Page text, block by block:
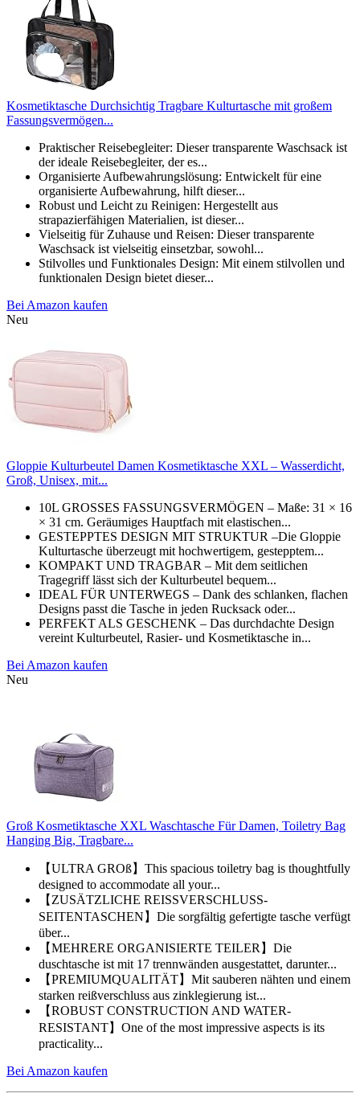
Kosmetiktasche Durchsichtig Tragbare Kulturtasche mit großem
Fassungsvermögen...
Praktischer Reisebegleiter: Dieser transparente Waschsack ist
der ideale Reisebegleiter, der es...
Organisierte Aufbewahrungslösung: Entwickelt für eine
organisierte Aufbewahrung, hilft dieser...
Robust und Leicht zu Reinigen: Hergestellt aus
strapazierfähigen Materialien, ist dieser...
Vielseitig für Zuhause und Reisen: Dieser transparente
Waschsack ist vielseitig einsetzbar, sowohl...
Stilvolles und Funktionales Design: Mit einem stilvollen und
funktionalen Design bietet dieser...
Bei Amazon kaufen
Neu
Gloppie Kulturbeutel Damen Kosmetiktasche XXL – Wasserdicht,
Groß, Unisex, mit...
10L GROSSES FASSUNGSVERMÖGEN – Maße: 31 × 16
× 31 cm. Geräumiges Hauptfach mit elastischen...
GESTEPPTES DESIGN MIT STRUKTUR –Die Gloppie
Kulturtasche überzeugt mit hochwertigem, gestepptem...
KOMPAKT UND TRAGBAR – Mit dem seitlichen
Tragegriff lässt sich der Kulturbeutel bequem...
IDEAL FÜR UNTERWEGS – Dank des schlanken, flachen
Designs passt die Tasche in jeden Rucksack oder...
PERFEKT ALS GESCHENK – Das durchdachte Design
vereint Kulturbeutel, Rasier- und Kosmetiktasche in...
Bei Amazon kaufen
Neu
Groß Kosmetiktasche XXL Waschtasche Für Damen, Toiletry Bag
Hanging Big, Tragbare...
【ULTRA GROß】This spacious toiletry bag is thoughtfully
designed to accommodate all your...
【ZUSÄTZLICHE REISSVERSCHLUSS-
SEITENTASCHEN】Die sorgfältig gefertigte tasche verfügt
über...
【MEHRERE ORGANISIERTE TEILER】Die
duschtasche ist mit 17 trennwänden ausgestattet, darunter...
【PREMIUMQUALITÄT】Mit sauberen nähten und einem
starken reißverschluss aus zinklegierung ist...
【ROBUST CONSTRUCTION AND WATER-
RESISTANT】One of the most impressive aspects is its
practicality...
Bei Amazon kaufen